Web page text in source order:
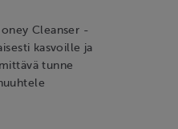
Cleanser -
kasvoille ja
tunne